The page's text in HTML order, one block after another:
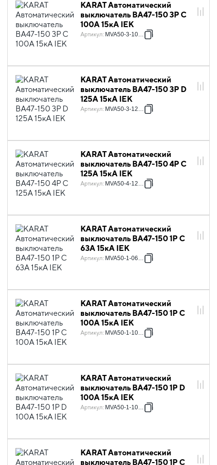
KARAT Автоматический
выключатель ВА47-150 3P C
100А 15кА IEK
Артикул: MVA50-3-100-C
KARAT Автоматический
выключатель ВА47-150 3P D
125А 15кА IEK
Артикул: MVA50-3-125-D
KARAT Автоматический
выключатель ВА47-150 4P C
125А 15кА IEK
Артикул: MVA50-4-125-C
KARAT Автоматический
выключатель ВА47-150 1P C
63А 15кА IEK
Артикул: MVA50-1-063-C
KARAT Автоматический
выключатель ВА47-150 1P C
100А 15кА IEK
Артикул: MVA50-1-100-C
KARAT Автоматический
выключатель ВА47-150 1P D
100А 15кА IEK
Артикул: MVA50-1-100-D
KARAT Автоматический
выключатель ВА47-150 1P C